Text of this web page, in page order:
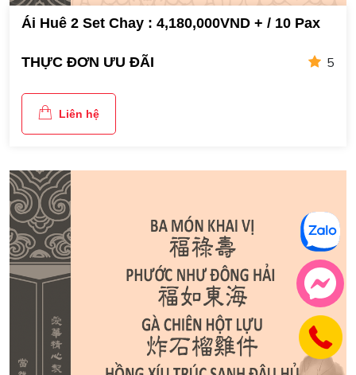
Ái Huê 2 Set Chay : 4,180,000VND + / 10 Pax
THỰC ĐƠN ƯU ĐÃI 5
Liên hệ